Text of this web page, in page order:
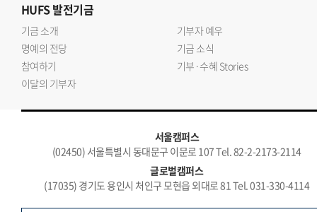
HUFS발전기금
기금 소개
기부자 예우
명예의 전당
기금 소식
참여하기
기부·수혜 Stories
이달의 기부자
서울캠퍼스
(02450) 서울특별시 동대문구 이문로 107 Tel. 82-2-2173-2114
글로벌캠퍼스
(17035) 경기도 용인시 처인구 모현읍 외대로 81 Tel. 031-330-4114